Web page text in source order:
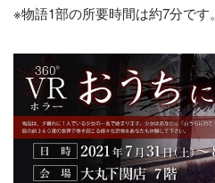
※物語1部の所要時間は約7分です。